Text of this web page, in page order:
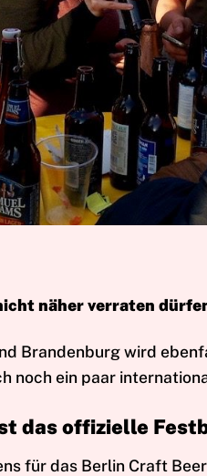
näher verraten
Brandenburg wird
noch ein paar
das offizielle
für das Berlin Craft